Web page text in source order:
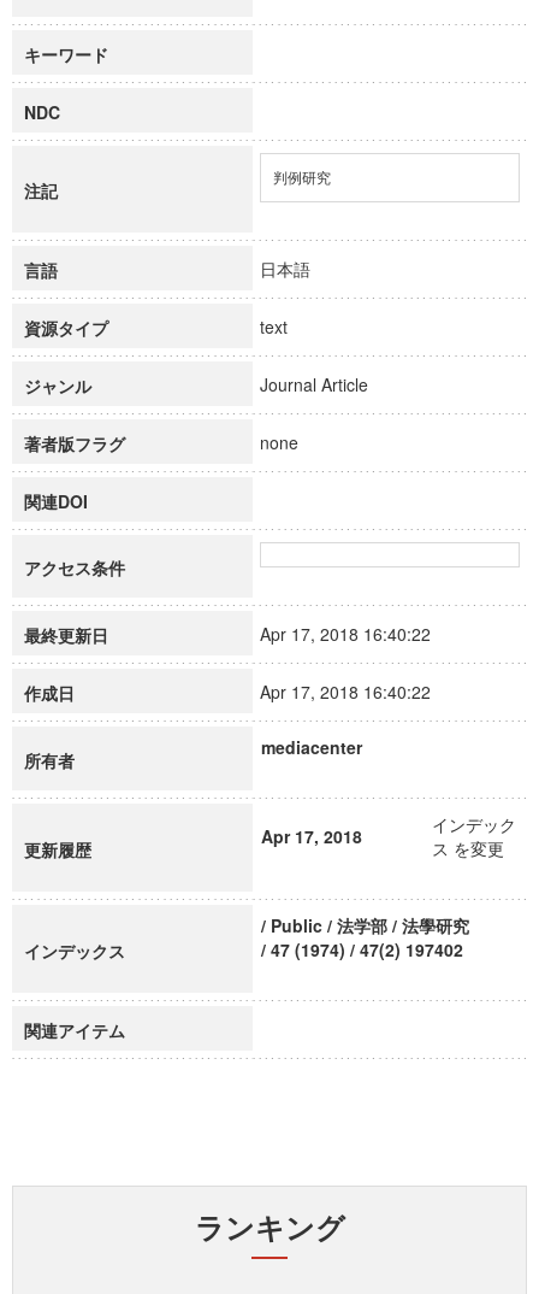
キーワード
NDC
注記
判例研究
言語 日本語
資源タイプ text
ジャンル Journal Article
著者版フラグ none
関連DOI
アクセス条件
最終更新日 Apr 17, 2018 16:40:22
作成日 Apr 17, 2018 16:40:22
所有者
mediacenter
更新履歴
Apr 17, 2018
インデック
ス を変更
インデックス
/ Public / 法学部 / 法學研究
/ 47 (1974) / 47(2) 197402
関連アイテム
ランキング